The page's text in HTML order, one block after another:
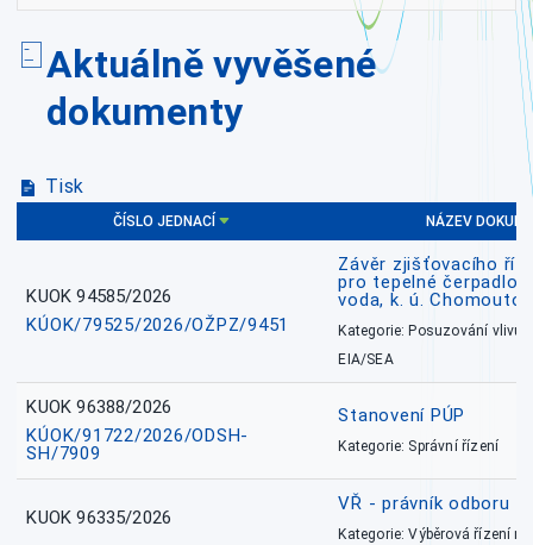
Aktuálně vyvěšené
dokumenty
Tisk
ČÍSLO JEDNACÍ NÁZEV
KUOK 94585/2026
KÚOK/79525/2026/OŽPZ/9451
Závěr zjišťovacího
pro tepelné čerpadlo
voda, k. ú. Chomoutov
Kategorie: Posuzování vlivů
EIA/SEA
KUOK 96388/2026
KÚOK/91722/2026/ODSH-
SH/7909
Stanovení PÚP
Kategorie: Správní řízení
KUOK 96335/2026
VŘ - právník odboru
Kategorie: Výběrová řízení